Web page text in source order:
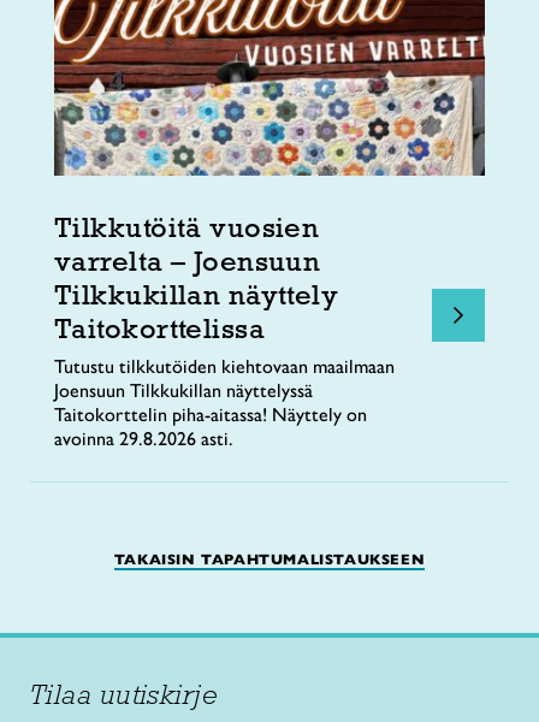
Tilkkutöitä vuosien
varrelta – Joensuun
Tilkkukillan näyttely
Taitokorttelissa
Tutustu tilkkutöiden kiehtovaan maailmaan
Joensuun Tilkkukillan näyttelyssä
Taitokorttelin piha-aitassa! Näyttely on
avoinna 29.8.2026 asti.
TAKAISIN TAPAHTUMALISTAUKSEEN
Tilaa uutiskirje